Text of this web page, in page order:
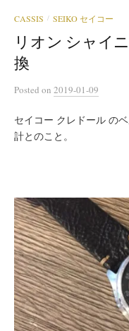
CASSIS / SEIKO セイコー
リオン シャイ
換
Posted on 2019-01-09
セイコー クレドール の
計とのこと。